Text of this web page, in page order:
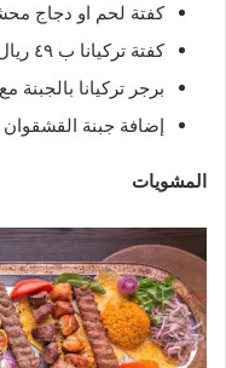
كفتة لحم او دجاج محشية
كفتة تركيانا ب ٤٩ ريال
برجر تركيانا بالجبنة مع
إضافة جبنة القشقوان ب ٦
المشويات